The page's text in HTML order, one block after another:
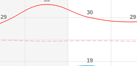
29
29
30
30
29
29
19
19